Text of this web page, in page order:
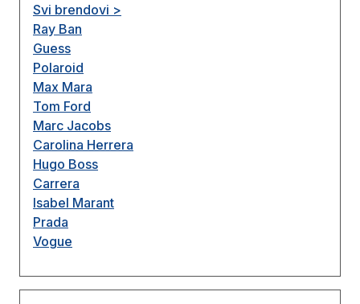
Svi brendovi >
Ray Ban
Guess
Polaroid
Max Mara
Tom Ford
Marc Jacobs
Carolina Herrera
Hugo Boss
Carrera
Isabel Marant
Prada
Vogue